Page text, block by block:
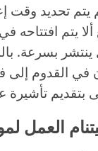
تحديد وقت
ينتشر بسرعة.
في القدوم إلى
بتقديم تأشيرة
العمل